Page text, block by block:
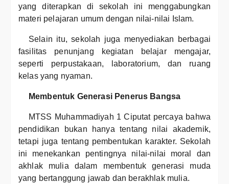
yang diterapkan di sekolah ini menggabungkan
materi pelajaran umum dengan nilai-nilai Islam.
Selain itu, sekolah juga menyediakan berbagai
fasilitas penunjang kegiatan belajar mengajar,
seperti perpustakaan, laboratorium, dan ruang
kelas yang nyaman.
Membentuk Generasi Penerus Bangsa
MTSS Muhammadiyah 1 Ciputat percaya bahwa
pendidikan bukan hanya tentang nilai akademik,
tetapi juga tentang pembentukan karakter. Sekolah
ini menekankan pentingnya nilai-nilai moral dan
akhlak mulia dalam membentuk generasi muda
yang bertanggung jawab dan berakhlak mulia.